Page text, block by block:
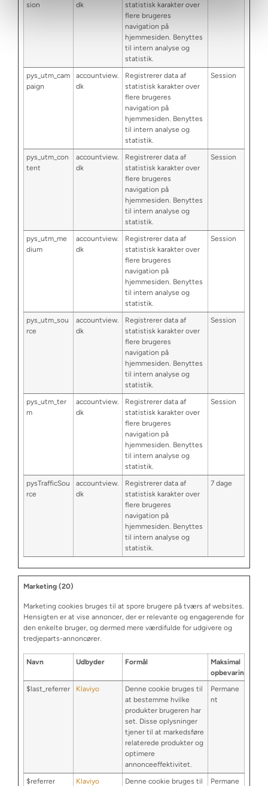
sion
dk
statistisk karakter over
flere brugeres
navigation på
hjemmesiden. Benyttes
til intern analyse og
statistik.
pys_utm_cam
paign
accountview.
dk
Registrerer data af
statistisk karakter over
flere brugeres
navigation på
hjemmesiden. Benyttes
til intern analyse og
statistik.
Session
pys_utm_con
tent
accountview.
dk
Registrerer data af
statistisk karakter over
flere brugeres
navigation på
hjemmesiden. Benyttes
til intern analyse og
statistik.
Session
pys_utm_me
dium
accountview.
dk
Registrerer data af
statistisk karakter over
flere brugeres
navigation på
hjemmesiden. Benyttes
til intern analyse og
statistik.
Session
pys_utm_sou
rce
accountview.
dk
Registrerer data af
statistisk karakter over
flere brugeres
navigation på
hjemmesiden. Benyttes
til intern analyse og
statistik.
Session
pys_utm_ter
m
accountview.
dk
Registrerer data af
statistisk karakter over
flere brugeres
navigation på
hjemmesiden. Benyttes
til intern analyse og
statistik.
Session
pysTrafficSou
rce
accountview.
dk
Registrerer data af
statistisk karakter over
flere brugeres
navigation på
hjemmesiden. Benyttes
til intern analyse og
statistik.
7 dage
Marketing (20)
Marketing cookies bruges til at spore brugere på tværs af websites.
Hensigten er at vise annoncer, der er relevante og engagerende for
den enkelte bruger, og dermed mere værdifulde for udgivere og
tredjeparts-annoncører.
Navn Udbyder Formål
Maksimal
opbevaringstid
$last_referrer
Klaviyo
Denne cookie bruges til
at bestemme hvilke
produkter brugeren har
set. Disse oplysninger
tjener til at markedsføre
relaterede produkter og
optimere
annonceeffektivitet.
Permane
nt
$referrer Klaviyo
Denne cookie bruges til
Permane